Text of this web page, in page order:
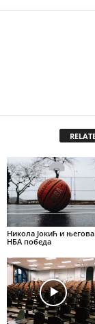
Никола Јокић и његова
НБА победа